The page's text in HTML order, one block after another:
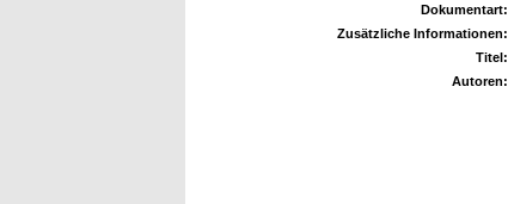
Dokumentart:
Zusätzliche Informationen:
Titel:
Autoren: